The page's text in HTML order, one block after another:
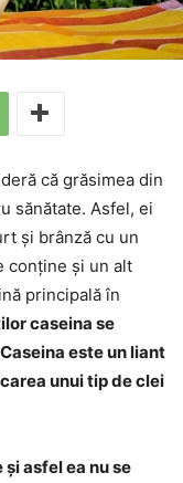
că grăsimea din
sănătate. Asfel, ei
și brânză cu un
conține și un alt
principală în
caseina se
este un liant
unui tip de clei
asfel ea nu se